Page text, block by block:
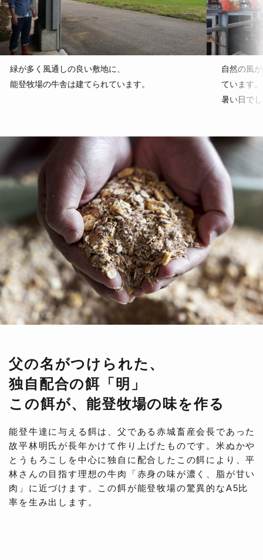
緑が多く風通しの良い敷地に、
能登牧場の牛舎は建てられています。
自然の風
ています。
暑い日で
父の名がつけられた、
独自配合の餌「明」
この餌が、能登牧場の味を作る
能登牛達に与える餌は、父である赤城畜産会長であった
故平林明氏が長年かけて作り上げたものです。米ぬかや
とうもろこしを中心に独自に配合したこの餌により、平
林さんの目指す理想の牛肉「赤身の味が濃く、脂が甘い
肉」に近づけます。この餌が能登牧場の驚異的なA5比
率を生み出します。